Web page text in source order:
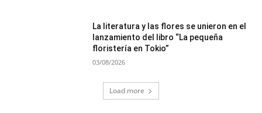
La literatura y las flores se unieron en el
lanzamiento del libro “La pequeña
floristería en Tokio”
03/08/2026
Load more